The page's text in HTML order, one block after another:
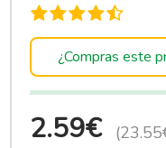
¿Compras este
2.59€